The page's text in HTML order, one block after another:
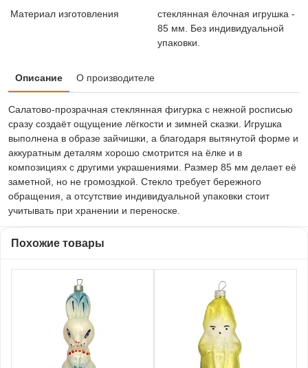
Материал изготовления
стеклянная ёлочная игрушка -
85 мм. Без индивидуальной
упаковки.
Описание О производителе
Салатово-прозрачная стеклянная фигурка с нежной росписью
сразу создаёт ощущение лёгкости и зимней сказки. Игрушка
выполнена в образе зайчишки, а благодаря вытянутой форме и
аккуратным деталям хорошо смотрится на ёлке и в
композициях с другими украшениями. Размер 85 мм делает её
заметной, но не громоздкой. Стекло требует бережного
обращения, а отсутствие индивидуальной упаковки стоит
учитывать при хранении и переноске.
Похожие товары